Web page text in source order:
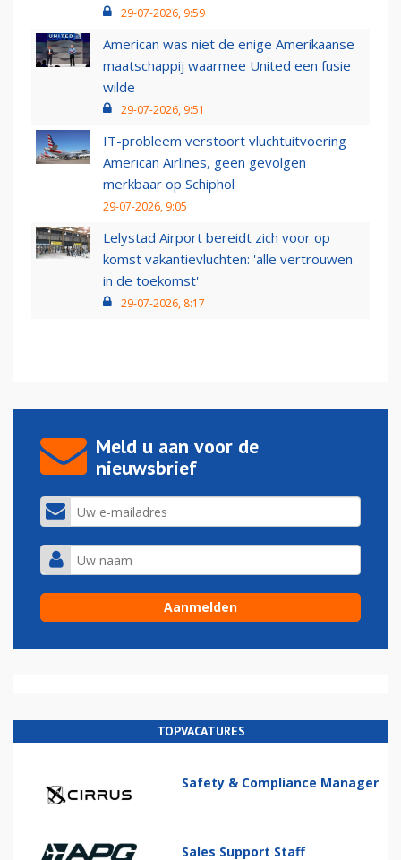
29-07-2026, 9:59
American was niet de enige Amerikaanse
maatschappij waarmee United een fusie
wilde
29-07-2026, 9:51
IT-probleem verstoort vluchtuitvoering
American Airlines, geen gevolgen
merkbaar op Schiphol
29-07-2026, 9:05
Lelystad Airport bereidt zich voor op
komst vakantievluchten: 'alle vertrouwen
in de toekomst'
29-07-2026, 8:17
Meld u aan voor de
nieuwsbrief
TOPVACATURES
Safety & Compliance Manager
Sales Support Staff